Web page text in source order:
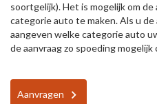
soortgelijk). Het is mogelijk om
categorie auto te maken. Als u
aangeven welke categorie auto
de aanvraag zo spoeding
Aanvragen